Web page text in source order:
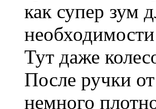
как супер зум
Тут даже
После ручки
немного